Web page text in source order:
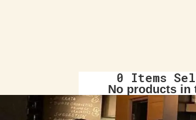
0 Items
No products in